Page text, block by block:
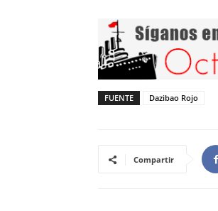
FUENTE Dazibao Rojo
Compartir